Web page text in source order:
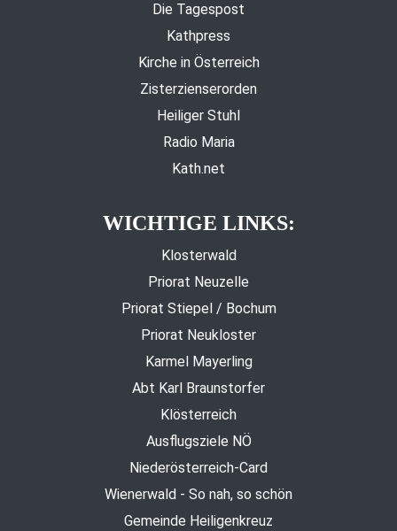
Die Tagespost
Kathpress
Kirche in Österreich
Zisterzienserorden
Heiliger Stuhl
Radio Maria
Kath.net
WICHTIGE LINKS:
Klosterwald
Priorat Neuzelle
Priorat Stiepel / Bochum
Priorat Neukloster
Karmel Mayerling
Abt Karl Braunstorfer
Klösterreich
Ausflugsziele NÖ
Niederösterreich-Card
Wienerwald - So nah, so schön
Gemeinde Heiligenkreuz